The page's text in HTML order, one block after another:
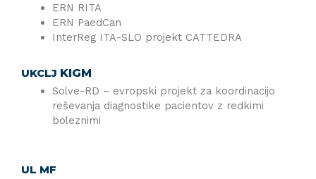
ERN RITA
ERN PaedCan
InterReg ITA-SLO projekt CATTEDRA
UKCLJ KIGM
Solve-RD – evropski projekt za koordinacijo
reševanja diagnostike pacientov z redkimi
boleznimi
UL MF